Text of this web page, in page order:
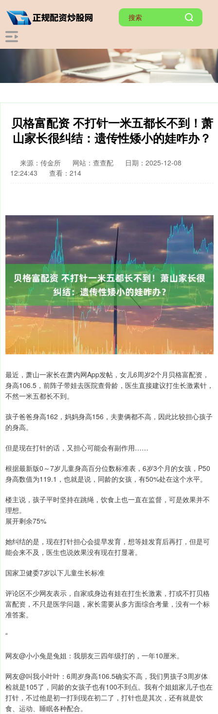
贝格富配资 不打针一米五都长不到！萧
山家长很纠结：遗传性矮小的娃咋办？
来源：传金所 网站：查查配
日期：2025-12-08
12:24:43
查看：214
最近，萧山一家长在萧内网App发帖，女儿6周岁2个月贝格富配资，
身高106.5，前阵子带娃去医院查骨龄，医生直接建议打生长激素针，
不然一米五都长不到。
孩子爸爸身高162，妈妈身高156，夫妻俩都不高，因此比较担心孩子
的身高。
但是现在打针的话，又担心可能会有副作用……
根据最新版0～7岁儿童身高百分位数标准表，6岁3个月的女孩，P50
身高数值为119.1，也就是说，同龄的女孩，有50%处在这个水平。
楼主说，孩子平时坚持在跳绳，饮食上也一直在监督，可是效果并不
理想。
展开剩余75%
她纠结的是，现在打针担心会提早发育，想等娃发育后再打，但是可
能会来不及，医生也说效果没有现在打显著。
国家卫健委7岁以下儿童生长标准
评论区不少网友表示，自家或身边有娃在打生长激素，打或不打贝格
富配资，不只是医学问题，家长需要从多方面综合考量，没有一个标
准答案。
“
网友@小小兔是兔姐：我朋友三四年级打的，一年10厘米。
网友@叫我小叶叶：6周岁身高106.5确实不高，我们男孩子3周岁体
检就是105了，同龄的女孩子也有100不到点。我有个姐姐家儿子也在
打针，不过他是初一打到现在初二了，打针也是其次，还有就是饮
食、运动、睡眠各种配合。